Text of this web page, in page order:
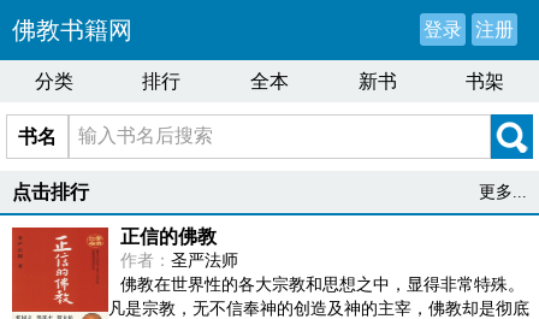
佛教书籍网 登录 注册
分类 排行 全本 新书 书架
书名
点击排行 更多...
正信的佛教
作者： 圣严法师
佛教在世界性的各大宗教和思想之中，显得非常特殊。
凡是宗教，无不信奉神的创造及神的主宰，佛教却是彻底